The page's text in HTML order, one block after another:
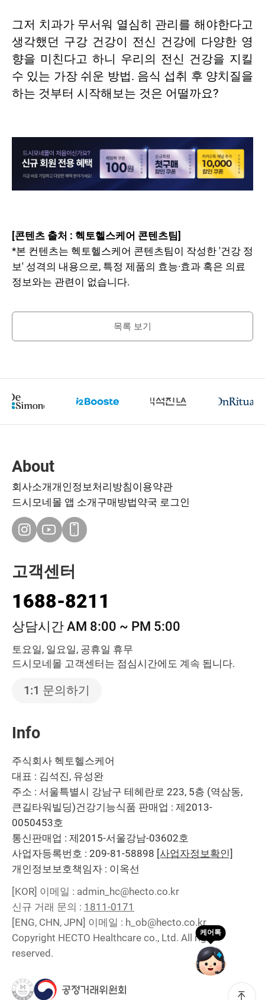
그저 치과가 무서워 열심히 관리를 해야한다고
생각했던 구강 건강이 전신 건강에 다양한 영
향을 미친다고 하니 우리의 전신 건강을 지킬
수 있는 가장 쉬운 방법. 음식 섭취 후 양치질을
하는 것부터 시작해보는 것은 어떨까요?
[콘텐츠 출처 : 헥토헬스케어 콘텐츠팀]
*본 컨텐츠는 헥토헬스케어 콘텐츠팀이 작성한 '건강 정
보' 성격의 내용으로, 특정 제품의 효능·효과 혹은 의료
정보와는 관련이 없습니다.
목록 보기
About
회사소개개인정보처리방침이용약관
드시모네몰 앱 소개구매방법약국 로그인
고객센터
1688-8211
상담시간 AM 8:00 ~ PM 5:00
토요일, 일요일, 공휴일 휴무
드시모네몰 고객센터는 점심시간에도 계속 됩니다.
1:1 문의하기
Info
주식회사 헥토헬스케어
대표 : 김석진, 유성완
주소 : 서울특별시 강남구 테헤란로 223, 5층 (역삼동,
큰길타워빌딩)건강기능식품 판매업 : 제2013-
0050453호
통신판매업 : 제2015-서울강남-03602호
사업자등록번호 : 209-81-58898 [사업자정보확인]
개인정보보호책임자 : 이옥선
[KOR] 이메일 : admin_hc@hecto.co.kr
신규 거래 문의 : 1811-0171
[ENG, CHN, JPN] 이메일 : h_ob@hecto.co.kr
Copyright HECTO Healthcare co., Ltd. All right
reserved.